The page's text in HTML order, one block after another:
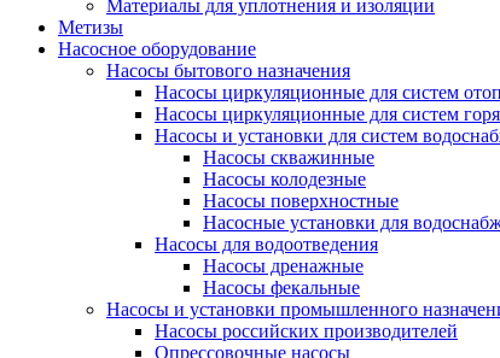
Материалы для уплотнения и изоляции
Метизы
Насосное оборудование
Насосы бытового назначения
Насосы циркуляционные для систем
Насосы циркуляционные для систем
Насосы и установки для систем
Насосы скважинные
Насосы колодезные
Насосы поверхностные
Насосные установки для
Насосы для водоотведения
Насосы дренажные
Насосы фекальные
Насосы и установки промышленного
Насосы российских производителей
Опрессовочные насосы